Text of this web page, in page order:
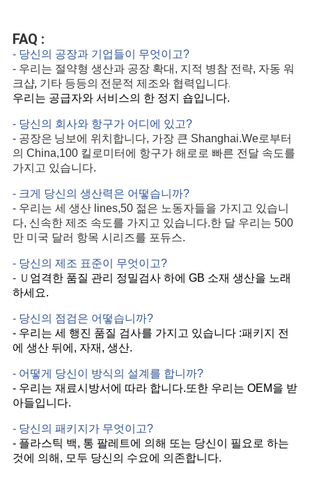
FAQ :
- 당신의 공장과 기업들이 무엇이고?
- 우리는 절약형 생산과 공장 확대, 지적 병참 전략, 자동 워
크샵, 기타 등등의 전문적 제조와 협력입니다.
우리는 공급자와 서비스의 한 정지 숍입니다.
- 당신의 회사와 항구가 어디에 있고?
- 공장은 닝보에 위치합니다, 가장 큰 Shanghai.We로부터
의 China,100 킬로미터에 항구가 해로로 빠른 전달 속도를
가지고 있습니다.
- 크게 당신의 생산력은 어떻습니까?
- 우리는 세 생산 lines,50 젊은 노동자들을 가지고 있습니
다, 신속한 제조 속도를 가지고 있습니다.한 달 우리는 500
만 미국 달러 항목 시리즈를 포듀스.
- 당신의 제조 표준이 무엇이고?
- Ｕ 엄격한 품질 관리 정밀검사 하에 GB 소재 생산을 노래
하세요.
- 당신의 점검은 어떻습니까?
- 우리는 세 행진 품질 검사를 가지고 있습니다 :패키지 전
에 생산 뒤에, 자재, 생산.
- 어떻게 당신이 방식의 설계를 합니까?
- 우리는 재료시방서에 따라 합니다.또한 우리는 OEM을 받
아들입니다.
- 당신의 패키지가 무엇이고?
- 플라스틱 백, 통 팔레트에 의해 또는 당신이 필요로 하는
것에 의해, 모두 당신의 수요에 의존합니다.